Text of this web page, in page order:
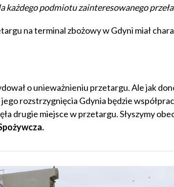
każdego podmiotu zainteresowanego
na terminal zbożowy w Gdyni miał
o unieważnieniu przetargu. Ale jak
rozstrzygnięcia Gdynia będzie
drugie miejsce w przetargu. Słyszymy